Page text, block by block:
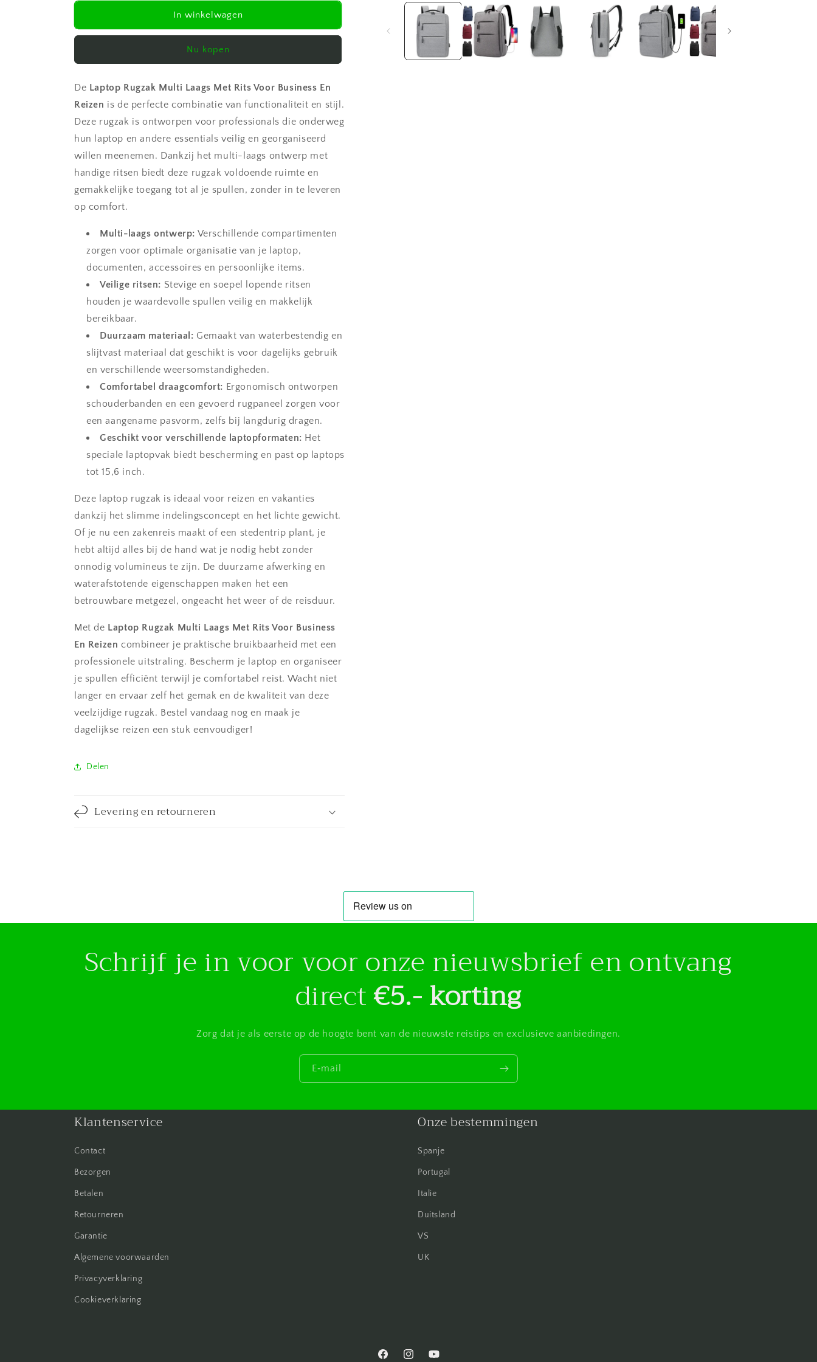
modaal
Rugzak
Met
Voor
Business
En
Reizen
Laptop
Rugzak
Met
Voor
Business
En
Reizen
In winkelwagen
Nu kopen
De Laptop Rugzak Multi Laags Met Rits Voor Business En
Reizen is de perfecte combinatie van functionaliteit en stijl.
Deze rugzak is ontworpen voor professionals die onderweg
hun laptop en andere essentials veilig en georganiseerd
willen meenemen. Dankzij het multi-laags ontwerp met
handige ritsen biedt deze rugzak voldoende ruimte en
gemakkelijke toegang tot al je spullen, zonder in te leveren
op comfort.
Multi-laags ontwerp: Verschillende compartimenten
zorgen voor optimale organisatie van je laptop,
documenten, accessoires en persoonlijke items.
Veilige ritsen: Stevige en soepel lopende ritsen
houden je waardevolle spullen veilig en makkelijk
bereikbaar.
Duurzaam materiaal: Gemaakt van waterbestendig en
slijtvast materiaal dat geschikt is voor dagelijks gebruik
en verschillende weersomstandigheden.
Comfortabel draagcomfort: Ergonomisch ontworpen
schouderbanden en een gevoerd rugpaneel zorgen voor
een aangename pasvorm, zelfs bij langdurig dragen.
Geschikt voor verschillende laptopformaten: Het
speciale laptopvak biedt bescherming en past op laptops
tot 15,6 inch.
Deze laptop rugzak is ideaal voor reizen en vakanties
dankzij het slimme indelingsconcept en het lichte gewicht.
Of je nu een zakenreis maakt of een stedentrip plant, je
hebt altijd alles bij de hand wat je nodig hebt zonder
onnodig volumineus te zijn. De duurzame afwerking en
waterafstotende eigenschappen maken het een
betrouwbare metgezel, ongeacht het weer of de reisduur.
Met de Laptop Rugzak Multi Laags Met Rits Voor Business
En Reizen combineer je praktische bruikbaarheid met een
professionele uitstraling. Bescherm je laptop en organiseer
je spullen efficiënt terwijl je comfortabel reist. Wacht niet
langer en ervaar zelf het gemak en de kwaliteit van deze
veelzijdige rugzak. Bestel vandaag nog en maak je
dagelijkse reizen een stuk eenvoudiger!
Delen
Levering en retourneren
Schrijf je in voor voor onze nieuwsbrief en ontvang
direct€5.- korting
Zorg dat je als eerste op de hoogte bent van de nieuwste reistips en exclusieve aanbiedingen.
E‑mail
Klantenservice
Contact
Bezorgen
Betalen
Retourneren
Garantie
Algemene voorwaarden
Privacyverklaring
Cookieverklaring
Onze bestemmingen
Spanje
Portugal
Italie
Duitsland
VS
UK